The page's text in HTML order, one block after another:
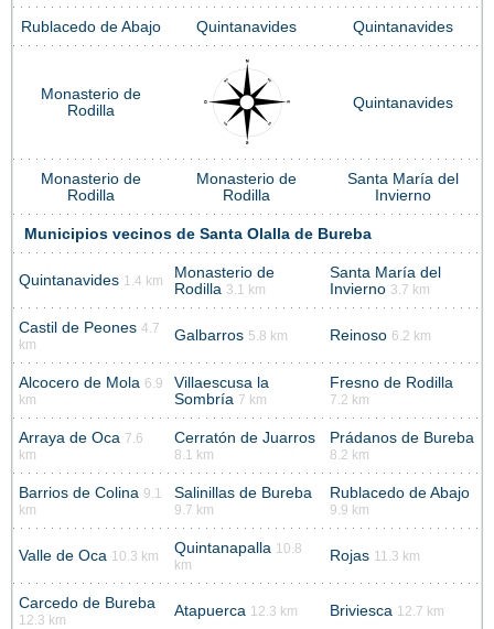
Rublacedo de Abajo Quintanavides Quintanavides
Monasterio de
Rodilla
Quintanavides
Monasterio de
Rodilla
Monasterio de
Rodilla
Santa María del
Invierno
Municipios vecinos de Santa Olalla de Bureba
Quintanavides 1.4 km
Monasterio de
Rodilla 3.1 km
Santa María del
Invierno 3.7 km
Castil de Peones 4.7
km
Galbarros 5.8 km Reinoso 6.2 km
Alcocero de Mola 6.9
km
Villaescusa la
Sombría 7 km
Fresno de Rodilla
7.2 km
Arraya de Oca 7.6
km
Cerratón de Juarros
8.1 km
Prádanos de Bureba
8.2 km
Barrios de Colina 9.1
km
Salinillas de Bureba
9.7 km
Rublacedo de Abajo
9.9 km
Valle de Oca 10.3 km Quintanapalla 10.8
km
Rojas 11.3 km
Carcedo de Bureba
12.3 km
Atapuerca 12.3 km Briviesca 12.7 km